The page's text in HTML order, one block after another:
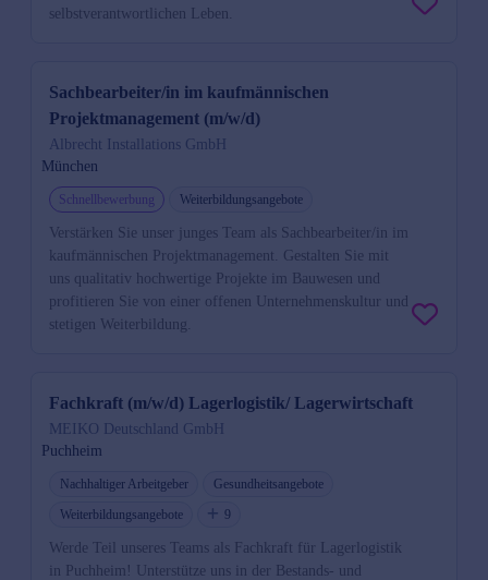
selbstverantwortlichen Leben.
Sachbearbeiter/in im kaufmännischen
Projektmanagement (m/w/d)
Albrecht Installations GmbH
München
Schnellbewerbung Weiterbildungsangebote
Verstärken Sie unser junges Team als Sachbearbeiter/in im
kaufmännischen Projektmanagement. Gestalten Sie mit
uns qualitativ hochwertige Projekte im Bauwesen und
profitieren Sie von einer offenen Unternehmenskultur und
stetigen Weiterbildung.
Fachkraft (m/w/d) Lagerlogistik/ Lagerwirtschaft
MEIKO Deutschland GmbH
Puchheim
Nachhaltiger Arbeitgeber
Gesundheitsangebote
Weiterbildungsangebote
9
Werde Teil unseres Teams als Fachkraft für Lagerlogistik
in Puchheim! Unterstütze uns in der Bestands- und